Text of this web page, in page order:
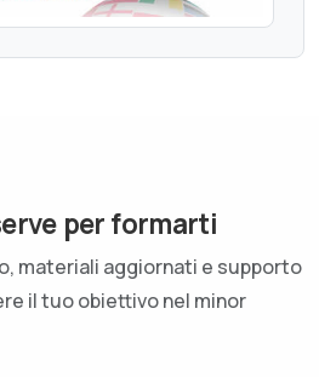
per formarti
materiali aggiornati e supporto
il tuo obiettivo nel minor